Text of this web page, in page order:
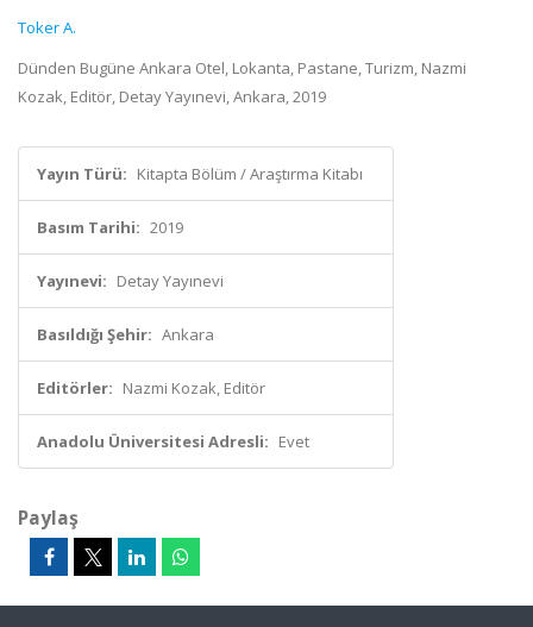
Toker A.
Dünden Bugüne Ankara Otel, Lokanta, Pastane, Turizm, Nazmi
Kozak, Editör, Detay Yayınevi, Ankara, 2019
Yayın Türü: Kitapta Bölüm / Araştırma Kitabı
Basım Tarihi: 2019
Yayınevi: Detay Yayınevi
Basıldığı Şehir: Ankara
Editörler: Nazmi Kozak, Editör
Anadolu Üniversitesi Adresli: Evet
Paylaş